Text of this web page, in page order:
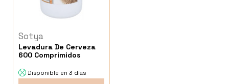
Sotya
Levadura De Cerveza
600 Comprimidos
Disponible en 3 días